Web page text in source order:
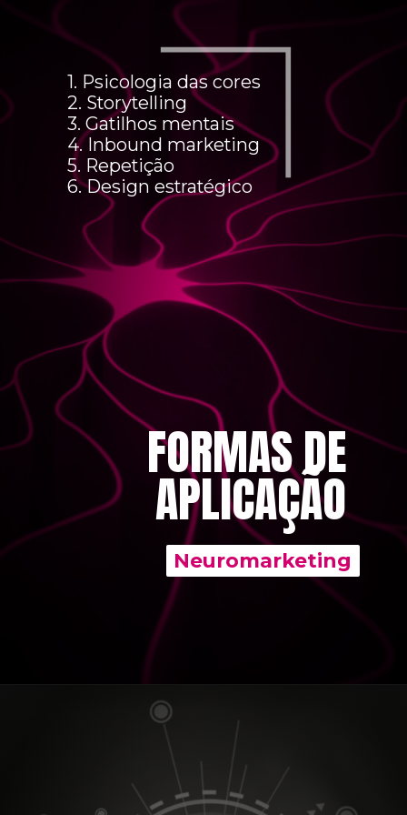
1. Psicologia das cores
2. Storytelling
3. Gatilhos mentais
4. Inbound marketing
5. Repetição
6. Design estratégico
FORMAS DE
APLICAÇÃO
Neuromarketing
Neuromarketing